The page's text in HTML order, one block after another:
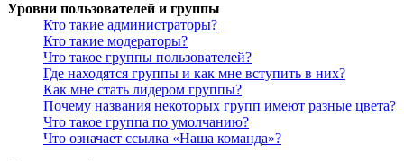
Уровни пользователей и группы
Кто такие администраторы?
Кто такие модераторы?
Что такое группы пользователей?
Где находятся группы и как мне вступить в них?
Как мне стать лидером группы?
Почему названия некоторых групп имеют разные цвета?
Что такое группа по умолчанию?
Что означает ссылка «Наша команда»?